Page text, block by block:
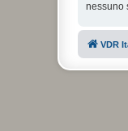
nessuno
VDR